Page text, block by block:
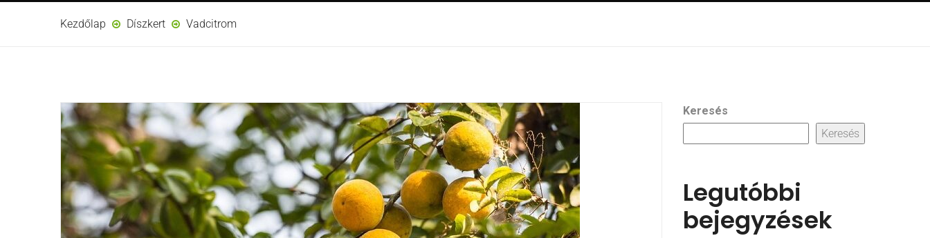
Kezdőlap Díszkert Vadcitrom
Keresés
Keresés
Legutóbbi
bejegyzések